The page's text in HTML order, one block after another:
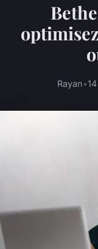
Rayan•